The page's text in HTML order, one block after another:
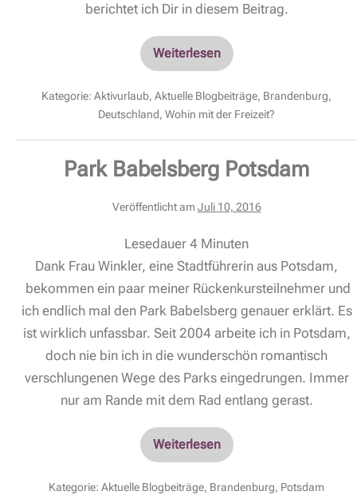
berichtet ich Dir in diesem Beitrag.
Weiterlesen
Kategorie: Aktivurlaub, Aktuelle Blogbeiträge, Brandenburg,
Deutschland, Wohin mit der Freizeit?
Park Babelsberg Potsdam
Veröffentlicht am Juli 10, 2016
Lesedauer 4 Minuten
Dank Frau Winkler, eine Stadtführerin aus Potsdam,
bekommen ein paar meiner Rückenkursteilnehmer und
ich endlich mal den Park Babelsberg genauer erklärt. Es
ist wirklich unfassbar. Seit 2004 arbeite ich in Potsdam,
doch nie bin ich in die wunderschön romantisch
verschlungenen Wege des Parks eingedrungen. Immer
nur am Rande mit dem Rad entlang gerast.
Weiterlesen
Kategorie: Aktuelle Blogbeiträge, Brandenburg, Potsdam